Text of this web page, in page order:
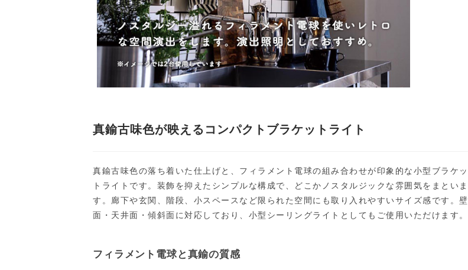
真鍮古味色が映えるコンパクトブラケットライト
真鍮古味色の落ち着いた仕上げと、フィラメント電球の組み合わせが印象的な小型ブラケッ
トライトです。装飾を抑えたシンプルな構成で、どこかノスタルジックな雰囲気をまといま
す。廊下や玄関、階段、小スペースなど限られた空間にも取り入れやすいサイズ感です。壁
面・天井面・傾斜面に対応しており、小型シーリングライトとしてもご使用いただけます。
フィラメント電球と真鍮の質感